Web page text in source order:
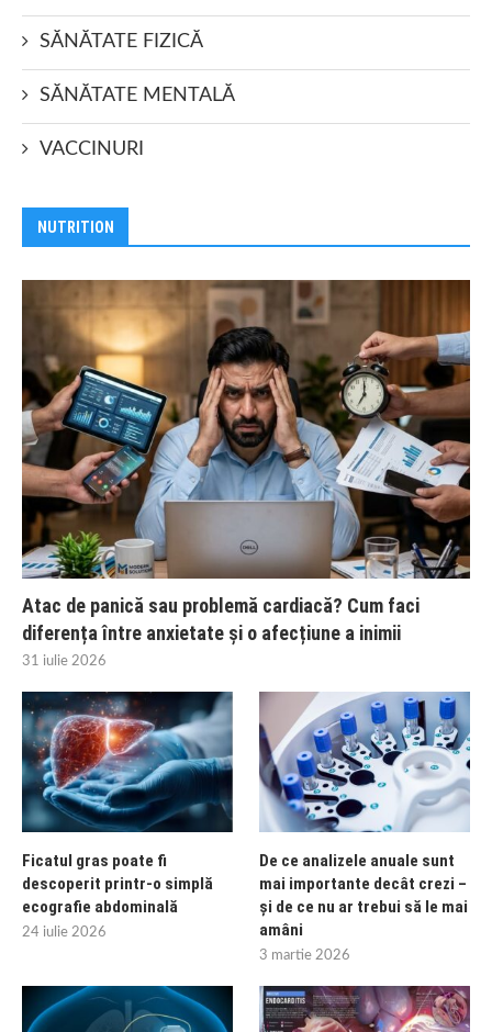
SĂNĂTATE FIZICĂ
SĂNĂTATE MENTALĂ
VACCINURI
NUTRITION
Atac de panică sau problemă cardiacă? Cum faci
diferența între anxietate și o afecțiune a inimii
31 iulie 2026
Ficatul gras poate fi
descoperit printr-o simplă
ecografie abdominală
24 iulie 2026
De ce analizele anuale sunt
mai importante decât crezi –
și de ce nu ar trebui să le mai
amâni
3 martie 2026